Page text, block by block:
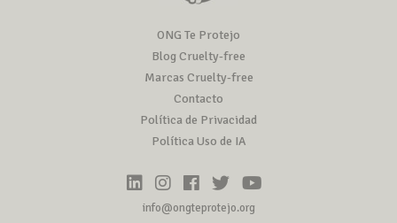
ONG Te Protejo
Blog Cruelty-free
Marcas Cruelty-free
Contacto
Política de Privacidad
Política Uso de IA
info@ongteprotejo.org